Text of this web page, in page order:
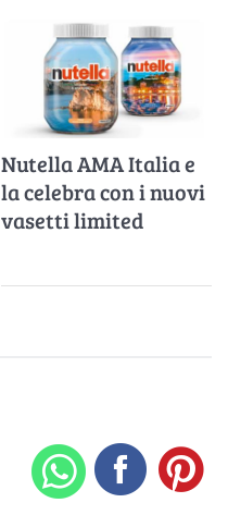
Nutella AMA Italia e
la celebra con i nuovi
vasetti limited